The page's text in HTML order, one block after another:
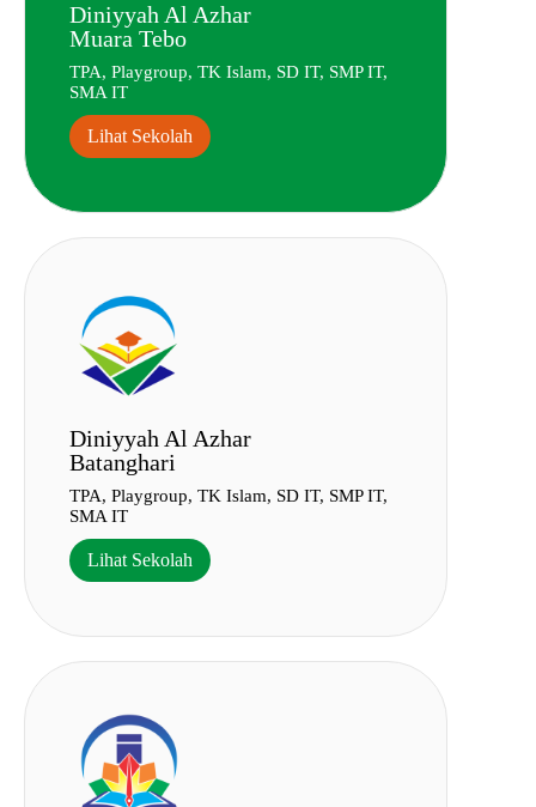
Diniyyah Al Azhar
Muara Tebo
TPA, Playgroup, TK Islam, SD IT, SMP IT,
SMA IT
Lihat Sekolah
Diniyyah Al Azhar
Batanghari
TPA, Playgroup, TK Islam, SD IT, SMP IT,
SMA IT
Lihat Sekolah